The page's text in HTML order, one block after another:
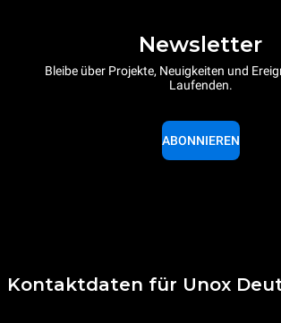
Newsletter
Bleibe über Projekte, Neuigkeiten und
Laufenden.
ABONNIEREN
Kontaktdaten für Unox